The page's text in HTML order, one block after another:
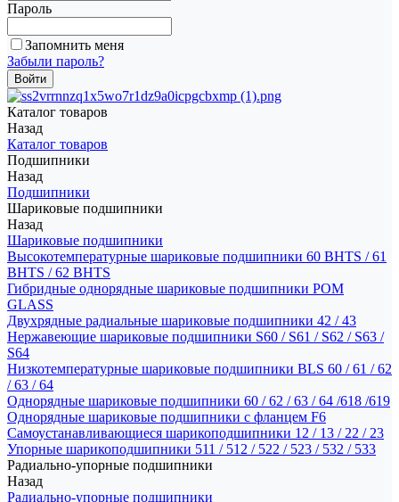
Пароль
Запомнить меня
Забыли пароль?
Каталог товаров
Назад
Каталог товаров
Подшипники
Назад
Подшипники
Шариковые подшипники
Назад
Шариковые подшипники
Высокотемпературные шариковые подшипники 60 BHTS / 61
BHTS / 62 BHTS
Гибридные однорядные шариковые подшипники POM
GLASS
Двухрядные радиальные шариковые подшипники 42 / 43
Нержавеющие шариковые подшипники S60 / S61 / S62 / S63 /
S64
Низкотемпературные шариковые подшипники BLS 60 / 61 / 62
/ 63 / 64
Однорядные шариковые подшипники 60 / 62 / 63 / 64 /618 /619
Однорядные шариковые подшипники с фланцем F6
Самоустанавливающиеся шарикоподшипники 12 / 13 / 22 / 23
Упорные шарикоподшипники 511 / 512 / 522 / 523 / 532 / 533
Радиально-упорные подшипники
Назад
Радиально-упорные подшипники